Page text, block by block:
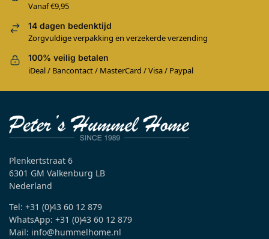
Vanaf €9,95
14 dagen bedenktijd
Zorgvuldige verpakking en verzekerde verzending
100% veilig betalen
iDeal / Bancontact / MasterCard / Visa / Paypal
Plenkertstraat 6
6301 GM Valkenburg LB
Nederland
Tel: +31 (0)43 60 12 879
WhatsApp: +31 (0)43 60 12 879
Mail: info@hummelhome.nl